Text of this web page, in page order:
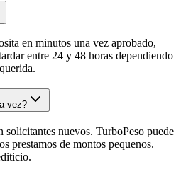
en minutos una vez aprobado,
entre 24 y 48 horas dependiendo
vez?
solicitantes nuevos. TurboPeso puede
prestamos de montos pequenos.